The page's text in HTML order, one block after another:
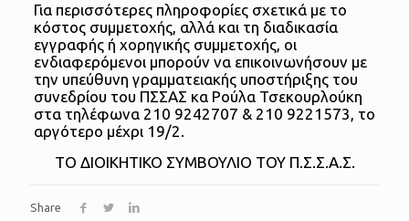
Για περισσότερες πληροφορίες σχετικά με το
κόστος συμμετοχής, αλλά και τη διαδικασία
εγγραφής ή χορηγικής συμμετοχής, οι
ενδιαφερόμενοι μπορούν να επικοινωνήσουν με
την υπεύθυνη γραμματειακής υποστήριξης του
συνεδρίου του ΠΣΣΑΣ κα Ρούλα Τσεκουρλούκη
στα τηλέφωνα 210 9242707 & 210 9221573, το
αργότερο μέχρι 19/2.
ΤΟ ΔΙΟΙΚΗΤΙΚΟ ΣΥΜΒΟΥΛΙΟ ΤΟΥ Π.Σ.Σ.Α.Σ.
Share